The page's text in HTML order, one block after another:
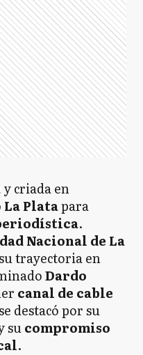
y criada en
La Platapara
.
Nacional de La
trayectoria en
Dardo
canal de cable
destacó por su
sucompromiso
.